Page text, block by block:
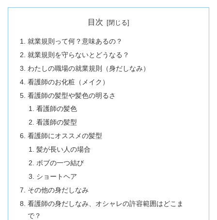
目次
就業規則って何？意味あるの？
就業規則を守らないとどうなる？
わたしの職場の就業規則（身だしなみ）
看護師のお化粧（メイク）
看護師の髪型や髪色の明るさ
看護師の髪色
看護師の髪型
看護師にオススメの髪型
髪が長い人の場合
ボブの一つ結び
ショートヘア
その他の身だしなみ
看護師の身だしなみ、オシャレの許容範囲はどこま
で？